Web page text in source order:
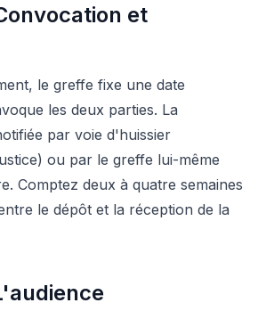
et
le greffe fixe une date
les deux parties. La
par voie d'huissier
ou par le greffe lui-même
Comptez deux à quatre semaines
le dépôt et la réception de la